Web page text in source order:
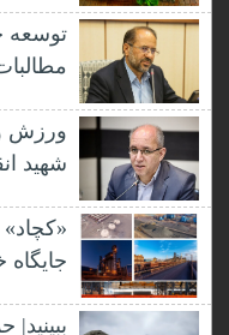
توسعه
مطالبات
ورزش و
شهید
جایگاه
ببینید|